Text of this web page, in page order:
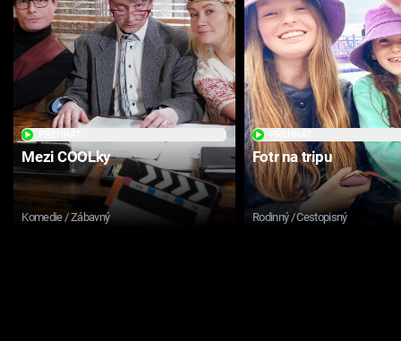
Mezi COOLky
Komedie / Zábavný
Fotr na tripu
Rodinný / Cestopisný